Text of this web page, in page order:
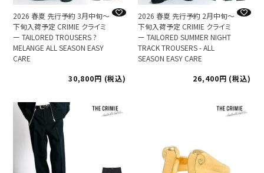
2026 春夏 先行予約 3月中旬～
下旬入荷予定 CRIMIE クライミ
ー TAILORED TROUSERS ?
MELANGE ALL SEASON EASY
CARE
30,800
税込
2026 春夏 先行予約 2月中旬～
下旬入荷予定 CRIMIE クライミ
ー TAILORED SUMMER NIGHT
TRACK TROUSERS - ALL
SEASON EASY CARE
26,400 税込